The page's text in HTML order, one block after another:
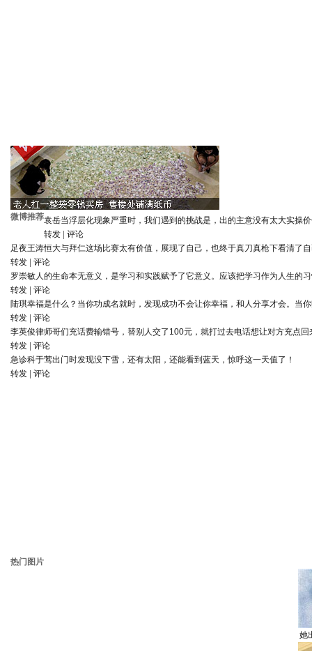
微博推荐袁岳当浮层化现象严重时，我们遇到的挑战是，出的主意没有太大实操
转发
评论
足夜王涛恒大与拜仁这场比赛太有价值，展现了自己，也终于真刀真枪下看清了
转发
评论
罗崇敏人的生命本无意义，是学习和实践赋予了它意义。应该把学习作为人生的
转发
评论
陆琪幸福是什么？当你功成名就时，发现成功不会让你幸福，和人分享才会。当
转发
评论
李英俊律师哥们充话费输错号，替别人交了100元，就打过去电话想让对方充点
转发
评论
急诊科于莺出门时发现没下雪，还有太阳，还能看到蓝天，惊呼这一天值了！
转发
评论
热门图片
她